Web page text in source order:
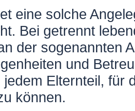
eine solche
Bei getrennt
der sogenannten
und
Elternteil, für
können.